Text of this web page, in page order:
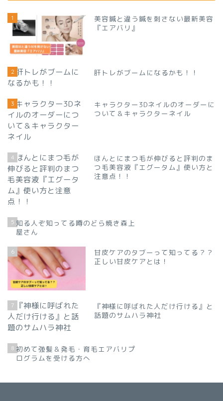
1
美容鍼と違う鍼を刺さない最新美容
『エアバリ』
2 肝トレがブームになるかも！！
3
キャラクター3Dネイルのオーダーに
ついて＆キャラクターネイル
4
ほんとにまつ毛が伸びると評判のま
つ毛美容液『エグータム』使い方と
注意点！！
5 知る人ぞ知ってる噂のどら焼き森上
屋さん
6
甘皮ケアのタブーって知ってる？？
正しい甘皮ケアとは！
7
『神様に呼ばれた人だけ行ける』と
話題のサムハラ神社
8 初めて強髪＆発毛・育毛エアバリプ
ログラムを受ける方へ